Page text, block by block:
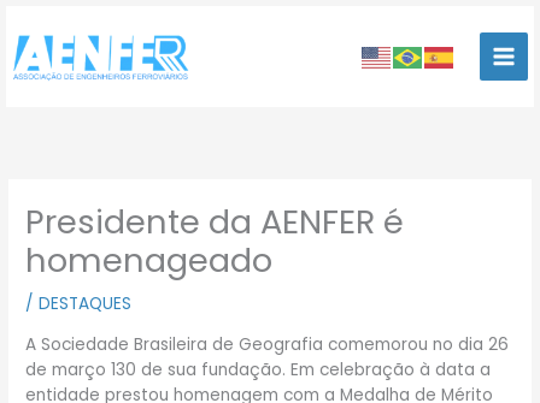
para
conteúdo
Presidente da AENFER é
homenageado
/DESTAQUES
A Sociedade Brasileira de Geografia comemorou no dia 26
de março 130 de sua fundação. Em celebração à data a
entidade prestou homenagem com a Medalha de Mérito